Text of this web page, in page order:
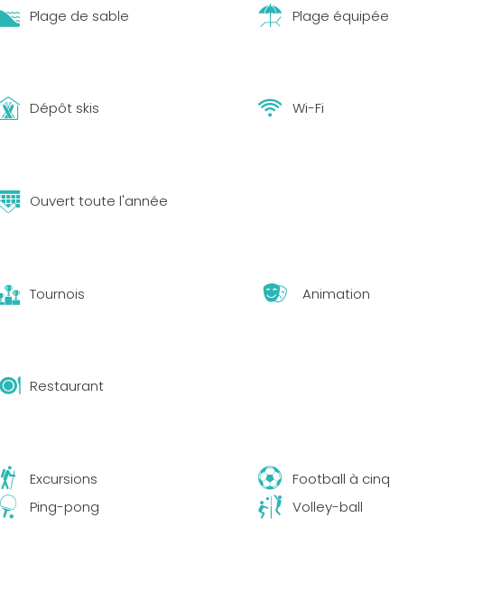
Plage de sable Plage équipée
Dépôt skis Wi-Fi
Ouvert toute l'année
Tournois Animation
Restaurant
Excursions
Football à cinq
Ping-pong Volley-ball